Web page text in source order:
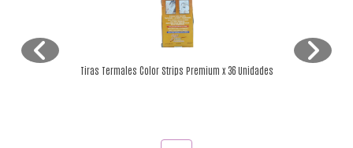
Tiras Termales Color Strips Premium x 36 Unidades